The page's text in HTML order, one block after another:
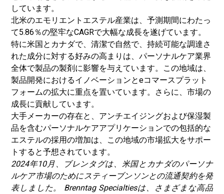
しています。
北米のエモリエントエステル産業は、予測期間にわたっ
て5.86％の堅牢なCAGRで大幅な成長を遂げています。
特に米国とカナダで、清潔で自然で、持続可能な調達さ
れた成分に対する好みの高まりは、パーソナルケア業界
全体で製品の製剤に影響を与えています。この地域は、
製品開発におけるイノベーションとeコマースプラット
フォームの拡大に重点を置いています。さらに、市場の
成長に貢献しています。
大手メーカーの存在と、アンチエイジングおよび保湿製
品を含むパーソナルケアアプリケーションでの包括的な
エステルの採用の増加は、この地域の市場拡大をサポー
トすると予想されています。
2024年10月、ブレンタグは、米国とカナダのパーソナ
ルケア市場のためにスティーブンソンとの流通契約を発
表しました。
Brenntag Specialtiesは、さまざまな高品